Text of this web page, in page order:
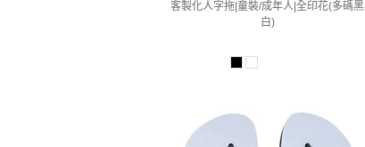
客製化人字拖|童裝/成年人|全印花(多碼黑
白)